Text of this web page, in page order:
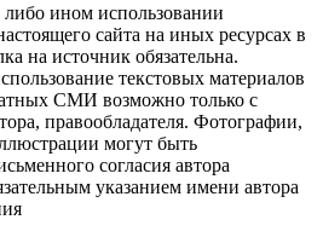
либо ином использовании
сайта на иных ресурсах в
на источник обязательна.
текстовых материалов
СМИ возможно только с
правообладателя. Фотографии,
могут быть
согласия автора
указанием имени автора